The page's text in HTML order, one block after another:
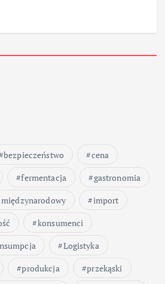
bezpieczeństwo
cena
fermentacja
gastronomia
import
konsumenci
Logistyka
produkcja
przekąski